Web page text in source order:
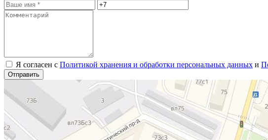
Я согласен с Политикой хранения и обработки персональных данных и
Отправить